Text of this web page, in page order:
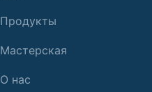
Продукты
Мастерская
О нас